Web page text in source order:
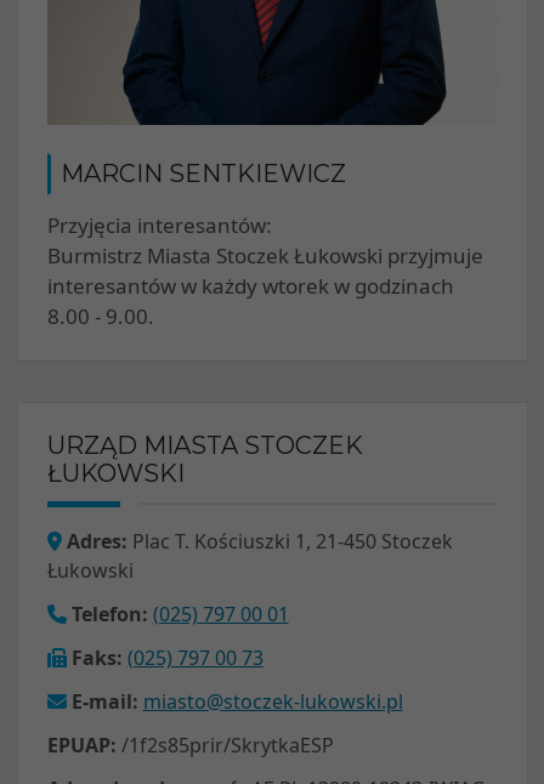
MARCIN SENTKIEWICZ
Przyjęcia interesantów:
Burmistrz Miasta Stoczek Łukowski przyjmuje
interesantów w każdy wtorek w godzinach
8.00 - 9.00.
URZĄD MIASTA STOCZEK
ŁUKOWSKI
Adres: Plac T. Kościuszki 1, 21-450 Stoczek
Łukowski
Telefon: (025) 797 00 01
Faks: (025) 797 00 73
E-mail: miasto@stoczek-lukowski.pl
EPUAP: /1f2s85prir/SkrytkaESP